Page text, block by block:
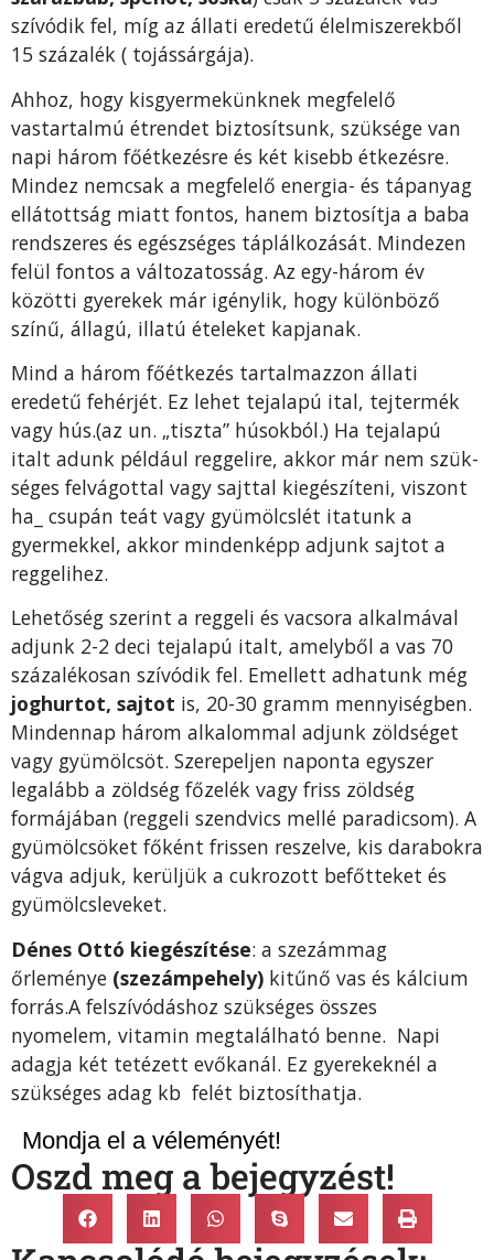
szívódik fel, míg az állati eredetű élelmi­szerekből
15 százalék ( tojássárgája).
Ahhoz, hogy kisgyermekünknek meg­felelő
vastartalmú étrendet biz­tosítsunk, szüksége van
napi há­rom főétkezésre és két kisebb ét­kezésre.
Mindez nemcsak a megfelelő energia- és tápanyag
ellátottság miatt fontos, hanem biztosítja a baba
rendszeres és egészséges táplálkozását. Mind­ezen
felül fontos a változatosság. Az egy-három év
közötti gyere­kek már igénylik, hogy különbö­ző
színű, állagú, illatú ételeket kapjanak.
Mind a három főétkezés tar­talmazzon állati
eredetű fehér­jét. Ez lehet tejalapú ital, tejter­mék
vagy hús.(az un. „tiszta” húsokból.) Ha tejalapú
italt adunk például reggelire, akkor már nem szük­
séges felvágottal vagy sajttal ki­egészíteni, viszont
ha_ csupán teát vagy gyümölcslét itatunk a
gyermekkel, akkor mindenképp adjunk sajtot a
reggelihez.
Lehetőség szerint a reggeli és vacsora alkalmával
adjunk 2-2 deci tejalapú italt, amelyből a vas 70
százalékosan szívódik fel. Emellett adhatunk még
joghur­tot, sajtot is, 20-30 gramm mennyiségben.
Mindennap három alkalom­mal adjunk zöldséget
vagy gyü­mölcsöt. Szerepeljen naponta egyszer
legalább a zöldség főze­lék vagy friss zöldség
formájá­ban (reggeli szendvics mellé pa­radicsom). A
gyümölcsöket fő­ként frissen reszelve, kis dara­bokra
vágva adjuk, kerüljük a cukrozott befőtteket és
gyümölcsleveket.
Dénes Ottó kiegészítése: a szezámmag
őrleménye (szezámpehely) kitűnő vas és kálcium
forrás.A felszívódáshoz szükséges összes
nyomelem, vitamin megtalálható benne. Napi
adagja két tetézett evőkanál. Ez gyerekeknél a
szükséges adag kb felét biztosíthatja.
Mondja el a véleményét!
Oszd meg a bejegyzést!